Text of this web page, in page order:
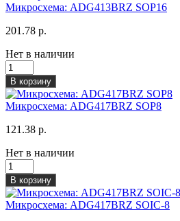
Микросхема: ADG413BRZ SOP16
201.78 р.
Нет в наличии
В корзину
Микросхема: ADG417BRZ SOP8
121.38 р.
Нет в наличии
В корзину
Микросхема: ADG417BRZ SOIC-8